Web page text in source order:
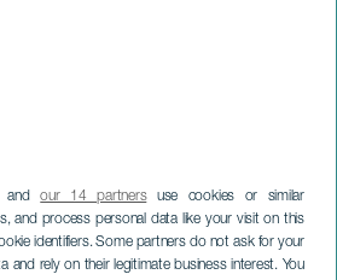
andour 14 partnersuse cookies or similar
and process personal data like your visit on this
identifiers. Some partners do not ask for your
and rely on their legitimate business interest. You